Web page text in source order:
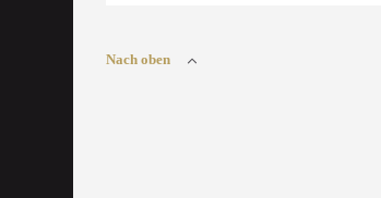
Nach oben